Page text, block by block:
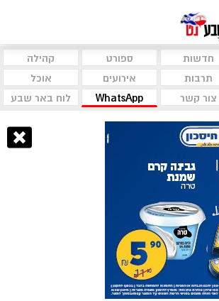
חדשות ספורט
קהילה
תרבות אירועים
אוכל
צור קשר WhatsApp לוח באר שבע